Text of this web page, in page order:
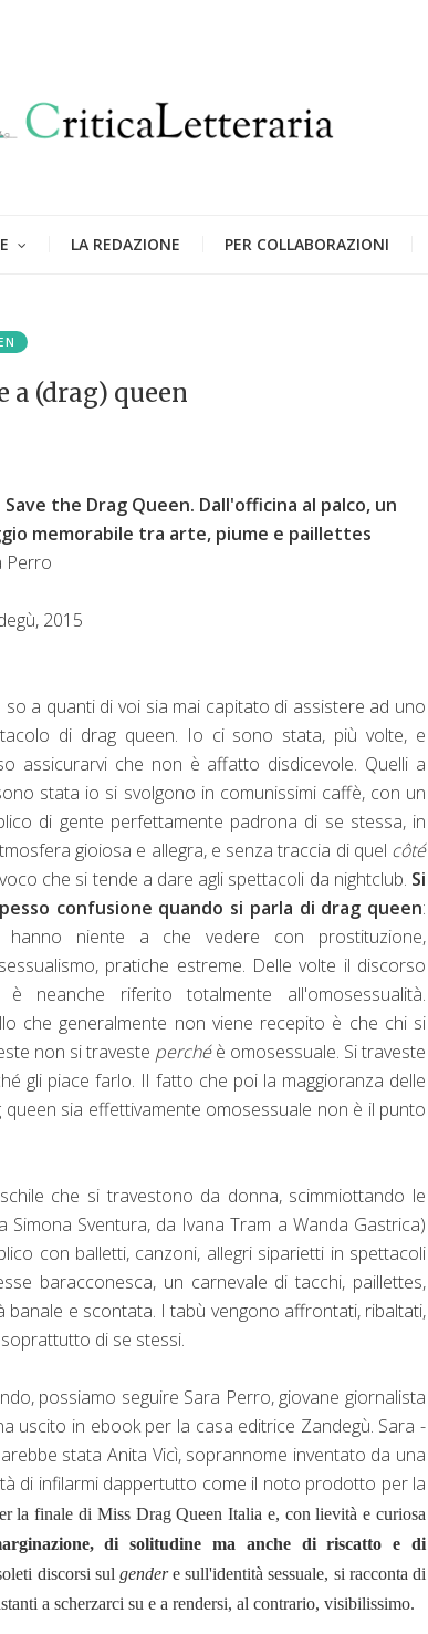
LA REDAZIONE PER COLLABORAZIONI
a (drag) queen
Save the Drag Queen. Dall'officina al palco, un
memorabile tra arte, piume e paillettes
Perro
2015
so a quanti di voi sia mai capitato di assistere ad uno
di drag queen. Io ci sono stata, più volte, e
assicurarvi che non è affatto disdicevole. Quelli a
stata io si svolgono in comunissimi caffè, con un
di gente perfettamente padrona di se stessa, in
gioiosa e allegra, e senza traccia di quel côté
che si tende a dare agli spettacoli da nightclub. Si
confusione quando si parla di drag queen:
hanno niente a che vedere con prostituzione,
pratiche estreme. Delle volte il discorso
è neanche riferito totalmente all'omosessualità.
che generalmente non viene recepito è che chi si
non si traveste perchéè omosessuale. Si traveste
gli piace farlo. Il fatto che poi la maggioranza delle
queen sia effettivamente omosessuale non è il punto
che si travestono da donna, scimmiottando le
Sventura, da Ivana Tram a Wanda Gastrica)
con balletti, canzoni, allegri siparietti in spettacoli
baracconesca, un carnevale di tacchi, paillettes,
e scontata. I tabù vengono affrontati, ribaltati,
di se stessi.
possiamo seguire Sara Perro, giovane giornalista
uscito in ebook per la casa editrice Zandegù. Sara -
stata Anita Vicì, soprannome inventato da una
di infilarmi dappertutto come il noto prodotto per la
la finale di Miss Drag Queen Italia e, con lievità e curiosa
di solitudine ma anche di riscatto e di
discorsi sul gendere sull'identità sessuale, si racconta di
a scherzarci su e a rendersi, al contrario, visibilissimo.